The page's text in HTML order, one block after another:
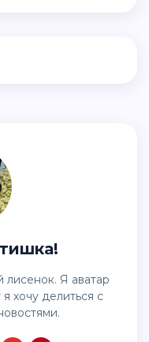
хочу делиться с